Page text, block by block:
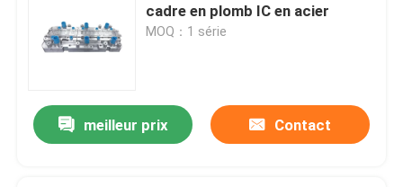
cadre en plomb IC en acier
MOQ：1 série
meilleur prix Contact